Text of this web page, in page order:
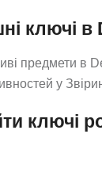
ключі в
предмети в
у
ключі